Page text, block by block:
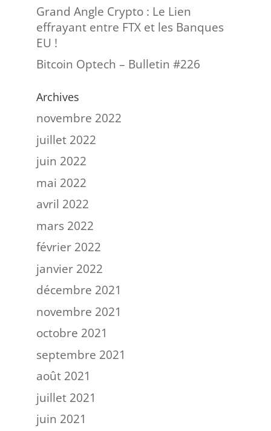
Grand Angle Crypto : Le Lien
effrayant entre FTX et les Banques
EU !
Bitcoin Optech – Bulletin #226
Archives
novembre 2022
juillet 2022
juin 2022
mai 2022
avril 2022
mars 2022
février 2022
janvier 2022
décembre 2021
novembre 2021
octobre 2021
septembre 2021
août 2021
juillet 2021
juin 2021